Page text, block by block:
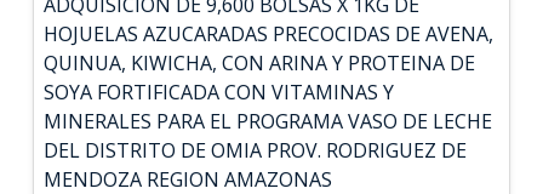
HOJUELAS AZUCARADAS PRECOCIDAS DE AVENA,
QUINUA, KIWICHA, CON ARINA Y PROTEINA DE
SOYA FORTIFICADA CON VITAMINAS Y
MINERALES PARA EL PROGRAMA VASO DE LECHE
DEL DISTRITO DE OMIA PROV. RODRIGUEZ DE
MENDOZA REGION AMAZONAS